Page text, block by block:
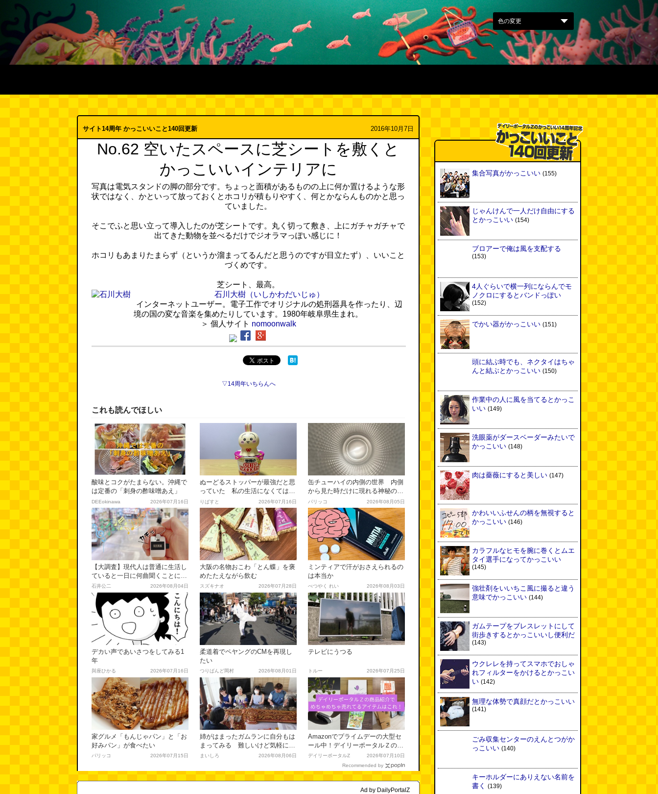
サイト14周年 かっこいいこと140回更新 2016年10月7日
No.62 空いたスペースに芝シートを敷くと
かっこいいインテリアに
写真は電気スタンドの脚の部分です。ちょっと面積があるものの上に何か置けるような形
状ではなく、かといって放っておくとホコリが積もりやすく、何とかならんものかと思っ
ていました。
そこでふと思い立って導入したのが芝シートです。丸く切って敷き、上にガチャガチャで
出てきた動物を並べるだけでジオラマっぽい感じに！
ホコリもあまりたまらず（というか溜まってるんだと思うのですが目立たず）、いいこと
づくめです。
芝シート、最高。
石川大樹（いしかわだいじゅ）
インターネットユーザー。電子工作でオリジナルの処刑器具を作ったり、辺
境の国の変な音楽を集めたりしています。1980年岐阜県生まれ。
＞ 個人サイト nomoonwalk
▽14周年いちらんへ
これも読んでほしい
酸味とコクがたまらない。沖縄で
は定番の「刺身の酢味噌あえ」
DEEokinawa 2026年07月16日
ぬーどるストッパーが最強だと思
っていた 私の生活になくてはな
らないこのアイテムを見直す
りばすと 2026年07月16日
缶チューハイの内側の世界 内側
から見た時だけに現れる神秘の模
様
パリッコ 2026年08月05日
【大調査】現代人は普通に生活し
ていると一日に何曲聞くことにな
るのか？
石井公二 2026年08月04日
大阪の名物おこわ「とん蝶」を褒
めたたえながら飲む
スズキナオ 2026年07月28日
ミンティアで汗がおさえられるの
は本当か
べつやく れい 2026年08月03日
デカい声であいさつをしてみる1
年
與座ひかる 2026年07月16日
柔道着でペヤングのCMを再現し
たい
つりばんど岡村 2026年08月01日
テレビにうつる
トルー 2026年07月25日
家グルメ「もんじゃパン」と「お
好みパン」が食べたい
パリッコ 2026年07月15日
姉がはまったガムランに自分もは
まってみる 難しいけど気軽に弾
ける、ガムラン教室一日体験
まいしろ 2026年08月06日
Amazonでプライムデーの大型セ
ール中！デイリーポータルＺの商
品紹介でめちゃめちゃ売れてるア
イテムはこれ！
デイリーポータルZ
2026年07月10日
Recommended by
Ad by DailyPortalZ
集合写真がかっこいい (155)
じゃんけんで一人だけ自由にする
とかっこいい (154)
ブロアーで俺は風を支配する
(153)
4人ぐらいで横一列にならんでモ
ノクロにするとバンドっぽい
(152)
でかい器がかっこいい (151)
頭に結ぶ時でも、ネクタイはちゃ
んと結ぶとかっこいい (150)
作業中の人に風を当てるとかっこ
いい (149)
洗眼薬がダースベーダーみたいで
かっこいい (148)
肉は薔薇にすると美しい (147)
かわいいふせんの柄を無視すると
かっこいい (146)
カラフルなヒモを腕に巻くとムエ
タイ選手になってかっこいい
(145)
強壮剤をいいちこ風に撮ると違う
意味でかっこいい (144)
ガムテープをブレスレットにして
街歩きするとかっこいいし便利だ
(143)
ウクレレを持ってスマホでおしゃ
れフィルターをかけるとかっこい
い (142)
無理な体勢で真顔だとかっこいい
(141)
ごみ収集センターのえんとつがか
っこいい (140)
キーホルダーにありえない名前を
書く
(139)